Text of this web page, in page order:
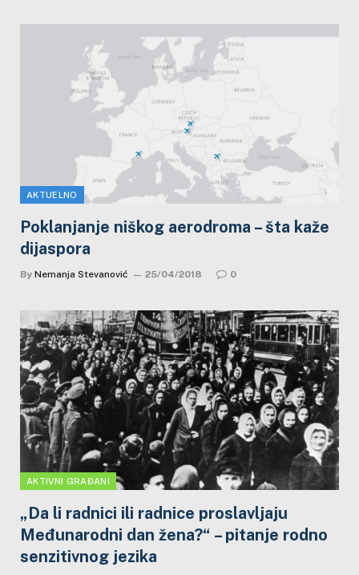
AKTUELNO
Poklanjanje niškog aerodroma – šta kaže
dijaspora
By Nemanja Stevanović 25/04/2018 0
AKTIVNI GRAĐANI
„Da li radnici ili radnice proslavljaju
Međunarodni dan žena?“ – pitanje rodno
senzitivnog jezika